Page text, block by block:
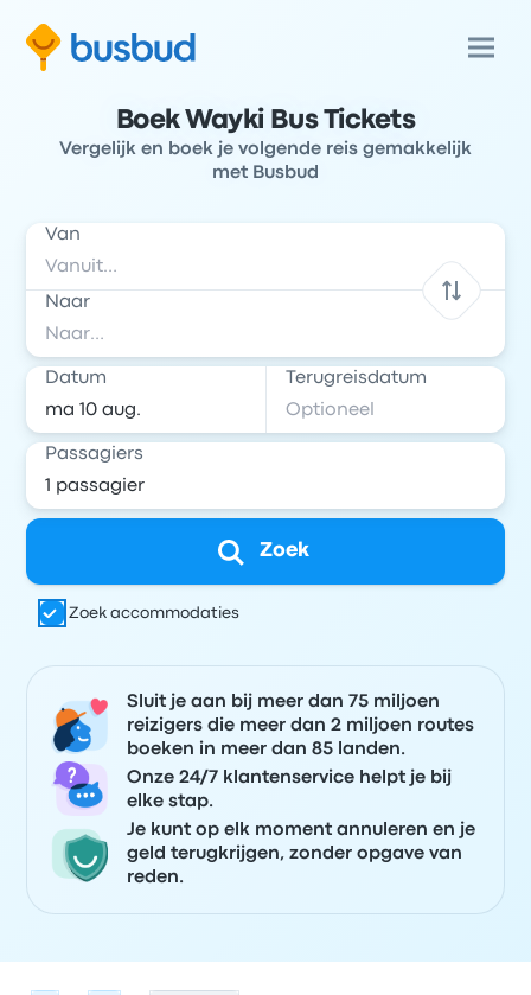
Boek Wayki Bus Tickets
Vergelijk en boek je volgende reis gemakkelijk
met Busbud
Van
Naar
Datum Terugreisdatum
Passagiers
Zoek
Zoek accommodaties
Sluit je aan bij meer dan 75 miljoen
reizigers die meer dan 2 miljoen routes
boeken in meer dan 85 landen.
Onze 24/7 klantenservice helpt je bij
elke stap.
Je kunt op elk moment annuleren en je
geld terugkrijgen, zonder opgave van
reden.